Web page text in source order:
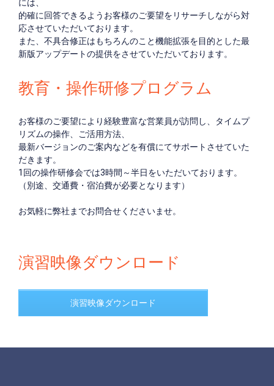
には、
的確に回答できるようお客様のご要望をリサーチしながら対
応させていただいております。
また、不具合修正はもちろんのこと機能拡張を目的とした最
新版アップデートの提供をさせていただいております。
教育・操作研修プログラム
お客様のご要望により経験豊富な営業員が訪問し、タイムプ
リズムの操作、ご活用方法、
最新バージョンのご案内などを有償にてサポートさせていた
だきます。
1回の操作研修会では3時間～半日をいただいております。
（別途、交通費・宿泊費が必要となります）
お気軽に弊社までお問合せくださいませ。
演習映像ダウンロード
演習映像ダウンロード